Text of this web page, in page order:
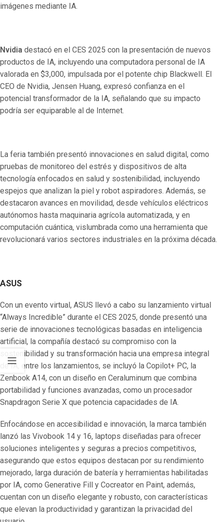
imágenes mediante IA.
Nvidia destacó en el CES 2025 con la presentación de nuevos
productos de IA, incluyendo una computadora personal de IA
valorada en $3,000, impulsada por el potente chip Blackwell. El
CEO de Nvidia, Jensen Huang, expresó confianza en el
potencial transformador de la IA, señalando que su impacto
podría ser equiparable al de Internet.
La feria también presentó innovaciones en salud digital, como
pruebas de monitoreo del estrés y dispositivos de alta
tecnología enfocados en salud y sostenibilidad, incluyendo
espejos que analizan la piel y robot aspiradores. Además, se
destacaron avances en movilidad, desde vehículos eléctricos
autónomos hasta maquinaria agrícola automatizada, y en
computación cuántica, vislumbrada como una herramienta que
revolucionará varios sectores industriales en la próxima década.
ASUS
Con un evento virtual, ASUS llevó a cabo su lanzamiento virtual
“Always Incredible” durante el CES 2025, donde presentó una
serie de innovaciones tecnológicas basadas en inteligencia
artificial, la compañía destacó su compromiso con la
sostenibilidad y su transformación hacia una empresa integral
de IA, entre los lanzamientos, se incluyó la Copilot+ PC, la
Zenbook A14, con un diseño en Ceraluminum que combina
portabilidad y funciones avanzadas, como un procesador
Snapdragon Serie X que potencia capacidades de IA.
Enfocándose en accesibilidad e innovación, la marca también
lanzó las Vivobook 14 y 16, laptops diseñadas para ofrecer
soluciones inteligentes y seguras a precios competitivos,
asegurando que estos equipos destacan por su rendimiento
mejorado, larga duración de batería y herramientas habilitadas
por IA, como Generative Fill y Cocreator en Paint, además,
cuentan con un diseño elegante y robusto, con características
que elevan la productividad y garantizan la privacidad del